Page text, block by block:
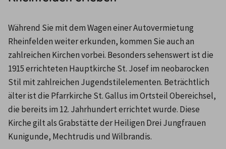
Während Sie mit dem Wagen einer Autovermietung
Rheinfelden weiter erkunden, kommen Sie auch an
zahlreichen Kirchen vorbei. Besonders sehenswert ist die
1915 errichteten Hauptkirche St. Josef im neobarocken
Stil mit zahlreichen Jugendstilelementen. Beträchtlich
älter ist die Pfarrkirche St. Gallus im Ortsteil Obereichsel,
die bereits im 12. Jahrhundert errichtet wurde. Diese
Kirche gilt als Grabstätte der Heiligen Drei Jungfrauen
Kunigunde, Mechtrudis und Wilbrandis.